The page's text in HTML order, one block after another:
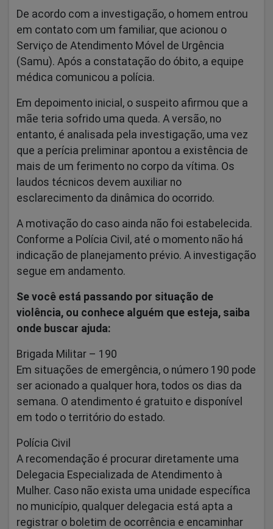
De acordo com a investigação, o homem entrou
em contato com um familiar, que acionou o
Serviço de Atendimento Móvel de Urgência
(Samu). Após a constatação do óbito, a equipe
médica comunicou a polícia.
Em depoimento inicial, o suspeito afirmou que a
mãe teria sofrido uma queda. A versão, no
entanto, é analisada pela investigação, uma vez
que a perícia preliminar apontou a existência de
mais de um ferimento no corpo da vítima. Os
laudos técnicos devem auxiliar no
esclarecimento da dinâmica do ocorrido.
A motivação do caso ainda não foi estabelecida.
Conforme a Polícia Civil, até o momento não há
indicação de planejamento prévio. A investigação
segue em andamento.
Se você está passando por situação de
violência, ou conhece alguém que esteja, saiba
onde buscar ajuda:
Brigada Militar – 190
Em situações de emergência, o número 190 pode
ser acionado a qualquer hora, todos os dias da
semana. O atendimento é gratuito e disponível
em todo o território do estado.
Polícia Civil
A recomendação é procurar diretamente uma
Delegacia Especializada de Atendimento à
Mulher. Caso não exista uma unidade específica
no município, qualquer delegacia está apta a
registrar o boletim de ocorrência e encaminhar